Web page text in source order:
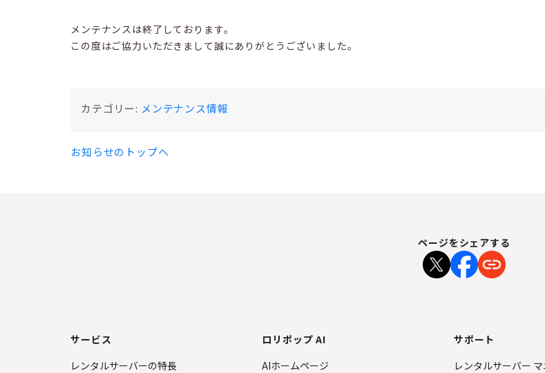
メンテナンスは終了しております。
この度はご協力いただきまして誠にありがとうございました。
カテゴリー: メンテナンス情報
お知らせのトップへ
ページをシェアする
サービス
レンタルサーバーの特長
ロリポップ AI
AIホームページ
サポート
レンタルサーバー